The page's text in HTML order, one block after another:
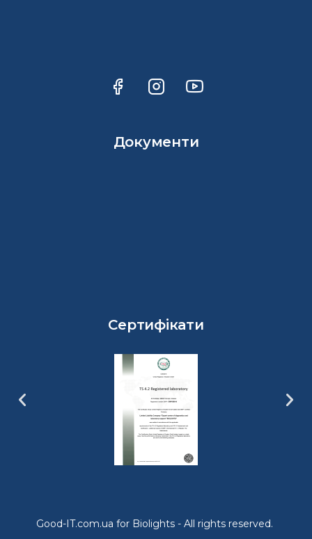
Документи
Сертифікати
Good-IT.com.ua for Biolights - All rights reserved.